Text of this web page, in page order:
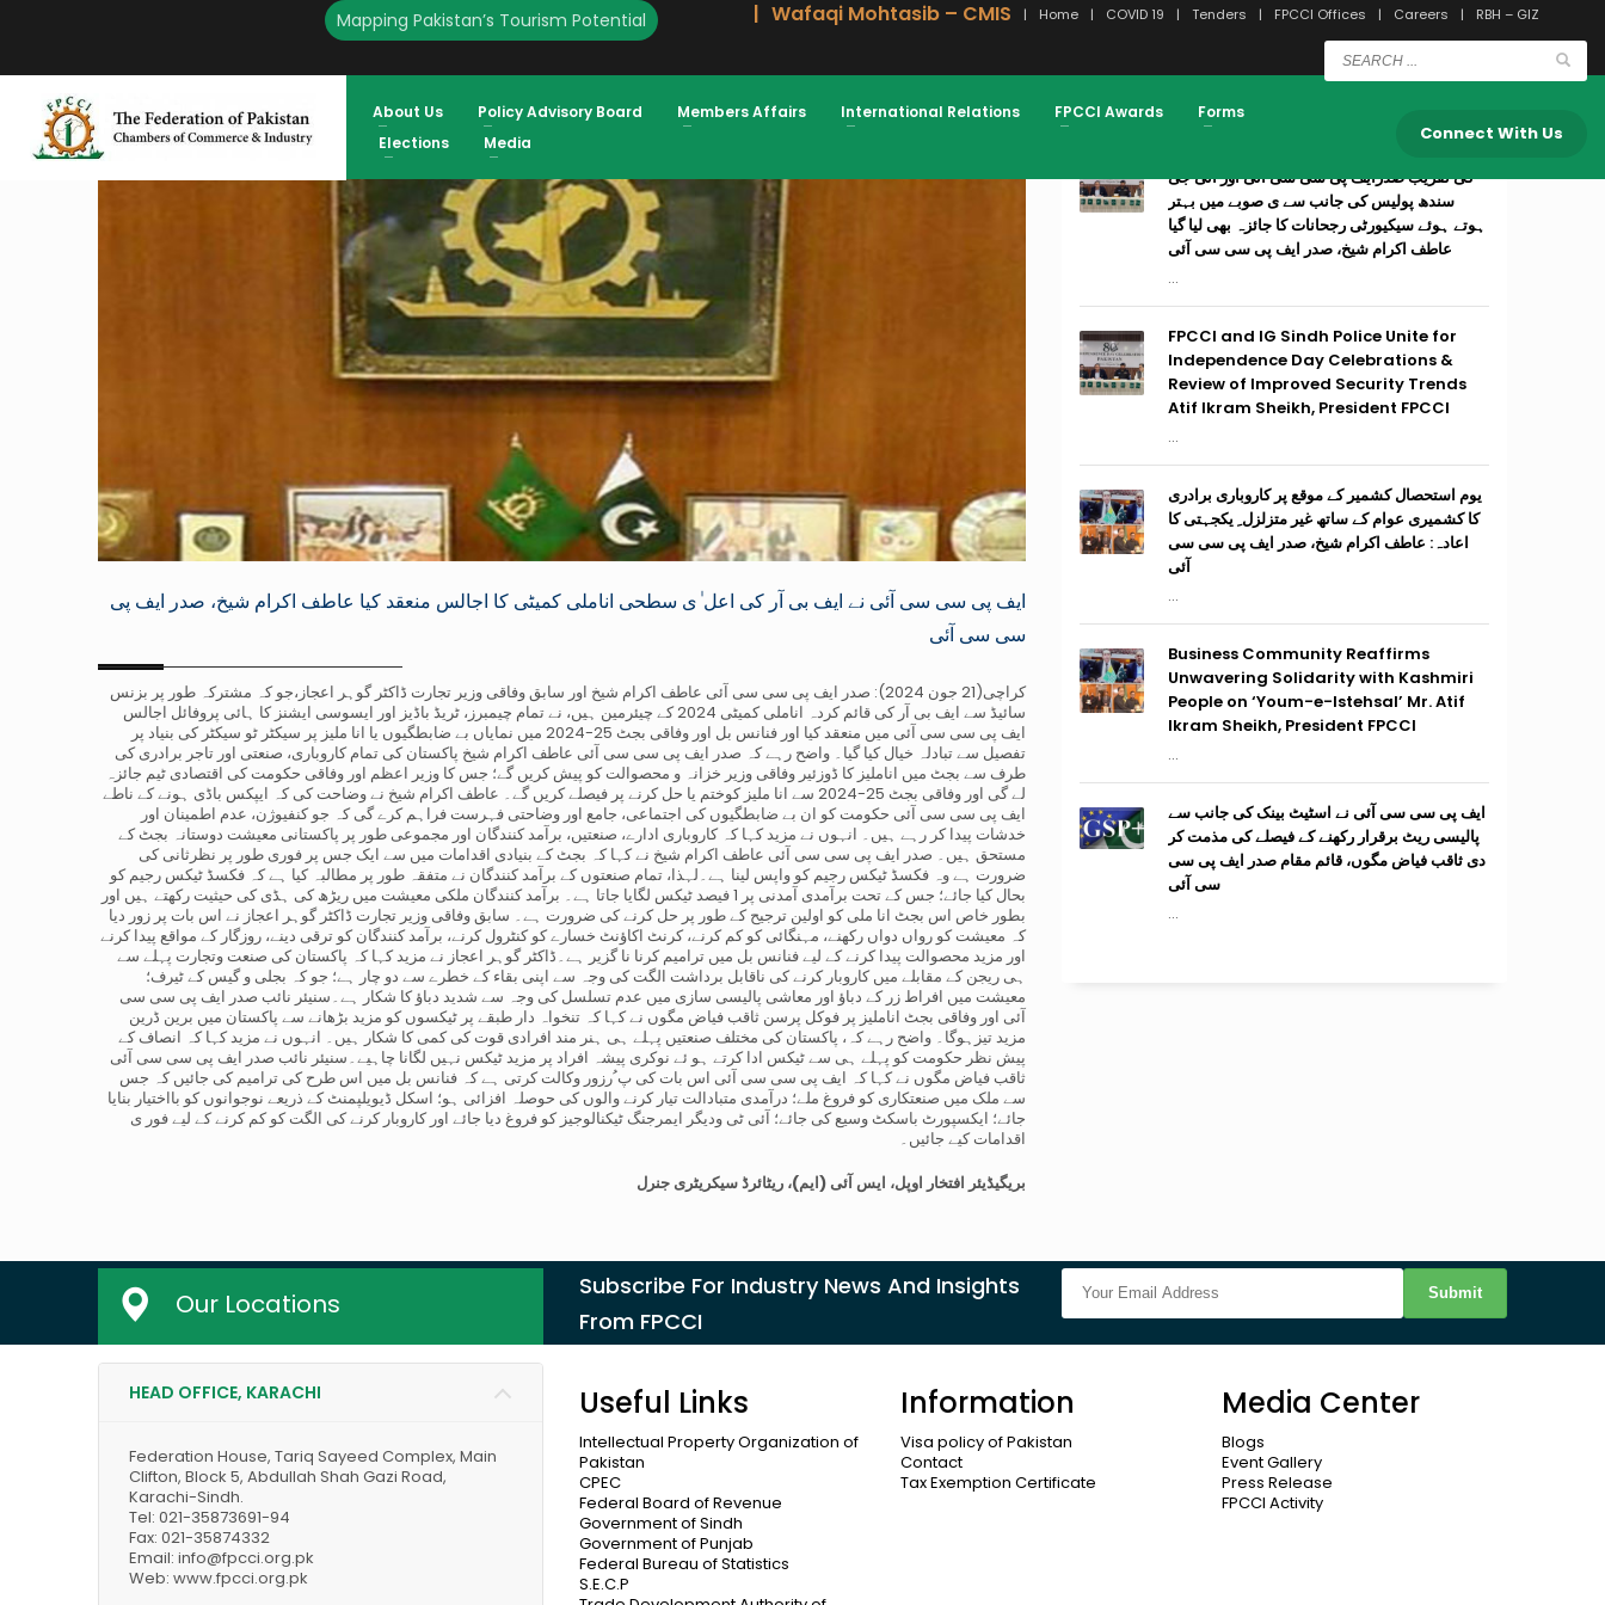
Mapping Pakistan’s Tourism Potential Wafaqi Mohtasib – CMIS Home COVID 19 Tenders FPCCI Offices Careers RBH – GIZ
About Us Policy Advisory Board Members Affairs International Relations FPCCI Awards
Forms
Elections
Media Connect With Us
ایف پی سی سی آئی نے ایف بی آر کی اعل ٰی سطحی اناملی کمیٹی کا اجالس منعقد کیا عاطف اکرام شیخ، صدر ایف پی
سی سی آئی
کراچی(21 جون 2024): صدر ایف پی سی سی آئی عاطف اکرام شیخ اور سابق وفاقی وزیر تجارت ڈاکٹر گوہر اعجاز،جو کہ مشترکہ طور پر بزنس
سائیڈ سے ایف بی آر کی قائم کردہ اناملی کمیٹی 2024 کے چیئرمین ہیں، نے تمام چیمبرز، ٹریڈ باڈیز اور ایسوسی ایشنز کا ہائی پروفائل اجالس
ایف پی سی سی آئی میں منعقد کیا اور فنانس بل اور وفاقی بجٹ 25-2024 میں نمایاں بے ضابطگیوں یا انا ملیز پر سیکٹر ٹو سیکٹر کی بنیاد پر
تفصیل سے تبادلہ خیال کیا گیا۔ واضح رہے کہ صدر ایف پی سی سی آئی عاطف اکرام شیخ پاکستان کی تمام کاروباری، صنعتی اور تاجر برادری کی
طرف سے بجٹ میں اناملیز کا ڈوزئیر وفاقی وزیر خزانہ و محصوالت کو پیش کریں گے؛ جس کا وزیر اعظم اور وفاقی حکومت کی اقتصادی ٹیم جائزہ
لے گی اور وفاقی بجٹ 25-2024 سے انا ملیز کوختم یا حل کرنے پر فیصلے کریں گے۔ عاطف اکرام شیخ نے وضاحت کی کہ ایپکس باڈی ہونے کے ناطے
ایف پی سی سی آئی حکومت کو ان بے ضابطگیوں کی اجتماعی، جامع اور وضاحتی فہرست فراہم کرے گی کہ جو کنفیوژن، عدم اطمینان اور
خدشات پیدا کر رہے ہیں۔ انہوں نے مزید کہا کہ کاروباری ادارے، صنعتیں، برآمد کنندگان اور مجموعی طور پر پاکستانی معیشت دوستانہ بجٹ کے
مستحق ہیں۔ صدر ایف پی سی سی آئی عاطف اکرام شیخ نے کہا کہ بجٹ کے بنیادی اقدامات میں سے ایک جس پر فوری طور پر نظرثانی کی
ضرورت ہے وہ فکسڈ ٹیکس رجیم کو واپس لینا ہے۔لہذا، تمام صنعتوں کے برآمد کنندگان نے متفقہ طور پر مطالبہ کیا ہے کہ فکسڈ ٹیکس رجیم کو
بحال کیا جائے؛ جس کے تحت برآمدی آمدنی پر 1 فیصد ٹیکس لگایا جاتا ہے۔ برآمد کنندگان ملکی معیشت میں ریڑھ کی ہڈی کی حیثیت رکھتے ہیں اور
بطور خاص اس بجٹ انا ملی کو اولین ترجیح کے طور پر حل کرنے کی ضرورت ہے۔ سابق وفاقی وزیر تجارت ڈاکٹر گوہر اعجاز نے اس بات پر زور دیا
کہ معیشت کو رواں دواں رکھنے، مہنگائی کو کم کرنے، کرنٹ اکاؤنٹ خسارے کو کنٹرول کرنے، برآمد کنندگان کو ترقی دینے، روزگار کے مواقع پیدا کرنے
اور مزید محصوالت پیدا کرنے کے لیے فنانس بل میں ترامیم کرنا نا گزیر ہے۔ڈاکٹر گوہر اعجاز نے مزید کہا کہ پاکستان کی صنعت وتجارت پہلے سے
ہی ریجن کے مقابلے میں کاروبار کرنے کی ناقابل برداشت الگت کی وجہ سے اپنی بقاء کے خطرے سے دو چار ہے؛ جو کہ بجلی و گیس کے ٹیرف؛
معیشت میں افراط زر کے دباؤ اور معاشی پالیسی سازی میں عدم تسلسل کی وجہ سے شدید دباؤ کا شکار ہے۔سنیئر نائب صدر ایف پی سی سی
آئی اور وفاقی بجٹ اناملیز پر فوکل پرسن ثاقب فیاض مگوں نے کہا کہ تنخواہ دار طبقے پر ٹیکسوں کو مزید بڑھانے سے پاکستان میں برین ڈرین
مزید تیزہوگا۔ واضح رہے کہ، پاکستان کی مختلف صنعتیں پہلے ہی ہنر مند افرادی قوت کی کمی کا شکار ہیں۔ انہوں نے مزید کہا کہ انصاف کے
پیش نظر حکومت کو پہلے ہی سے ٹیکس ادا کرتے ہو ئے نوکری پیشہ افراد پر مزید ٹیکس نہیں لگانا چاہیے۔سنیئر نائب صدر ایف پی سی سی آئی
ثاقب فیاض مگوں نے کہا کہ ایف پی سی سی آئی اس بات کی پ ُرزور وکالت کرتی ہے کہ فنانس بل میں اس طرح کی ترامیم کی جائیں کہ جس
سے ملک میں صنعتکاری کو فروغ ملے؛ درآمدی متبادالت تیار کرنے والوں کی حوصلہ افزائی ہو؛ اسکل ڈیویلپمنٹ کے ذریعے نوجوانوں کو بااختیار بنایا
جائے؛ ایکسپورٹ باسکٹ وسیع کی جائے؛ آئی ٹی ودیگر ایمرجنگ ٹیکنالوجیز کو فروغ دیا جائے اور کاروبار کرنے کی الگت کو کم کرنے کے لیے فور ی
اقدامات کیے جائیں۔
بریگیڈیئر افتخار اوپل، ایس آئی (ایم)، ریٹائرڈسیکریٹری جنرل
کی تقریب صدرایف پی سی سی آئی اور آئی جی
سندھ پولیس کی جانب سے ی صوبے میں بہتر
ہوتے ہوئے سیکیورٹی رجحانات کا جائزہ بھی لیا گیا
عاطف اکرام شیخ، صدر ایف پی سی سی آئی
...
FPCCI and IG Sindh Police Unite for
Independence Day Celebrations &
Review of Improved Security Trends
Atif Ikram Sheikh, President FPCCI
...
یوم استحصال کشمیر کے موقع پر کاروباری برادری
کا کشمیری عوام کے ساتھ غیر متزلزل ِ یکجہتی کا
اعادہ: عاطف اکرام شیخ، صدر ایف پی سی سی
آئی
...
Business Community Reaffirms
Unwavering Solidarity with Kashmiri
People on ‘Youm-e-Istehsal’ Mr. Atif
Ikram Sheikh, President FPCCI
...
ایف پی سی سی آئی نے اسٹیٹ بینک کی جانب سے
پالیسی ریٹ برقرار رکھنے کے فیصلے کی مذمت کر
دی ثاقب فیاض مگوں، قائم مقام صدر ایف پی سی
سی آئی
...
Our Locations
Subscribe For Industry News And Insights
From FPCCI
Submit
HEAD OFFICE, KARACHI
Federation House, Tariq Sayeed Complex, Main
Clifton, Block 5, Abdullah Shah Gazi Road,
Karachi-Sindh.
Tel: 021-35873691-94
Fax: 021-35874332
Email: info@fpcci.org.pk
Web: www.fpcci.org.pk
Useful Links
Intellectual Property Organization of
Pakistan
CPEC
Federal Board of Revenue
Government of Sindh
Government of Punjab
Federal Bureau of Statistics
S.E.C.P
Information
Visa policy of Pakistan
Contact
Tax Exemption Certificate
Media Center
Blogs
Event Gallery
Press Release
FPCCI Activity